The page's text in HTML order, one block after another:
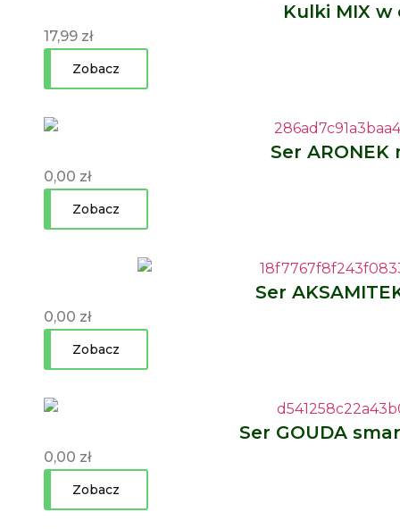
Kulki MIX w
17,99 zł
Zobacz
Ser ARONEK
0,00 zł
Zobacz
Ser
0,00 zł
Zobacz
Ser GOUDA
0,00 zł
Zobacz